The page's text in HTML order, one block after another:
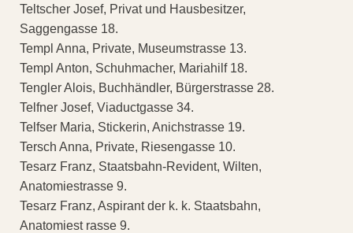
Teltscher Josef, Privat und Hausbesitzer,
Saggengasse 18.
Templ Anna, Private, Museumstrasse 13.
Templ Anton, Schuhmacher, Mariahilf 18.
Tengler Alois, Buchhändler, Bürgerstrasse 28.
Telfner Josef, Viaductgasse 34.
Telfser Maria, Stickerin, Anichstrasse 19.
Tersch Anna, Private, Riesengasse 10.
Tesarz Franz, Staatsbahn-Revident, Wilten,
Anatomiestrasse 9.
Tesarz Franz, Aspirant der k. k. Staatsbahn,
Anatomiest rasse 9.